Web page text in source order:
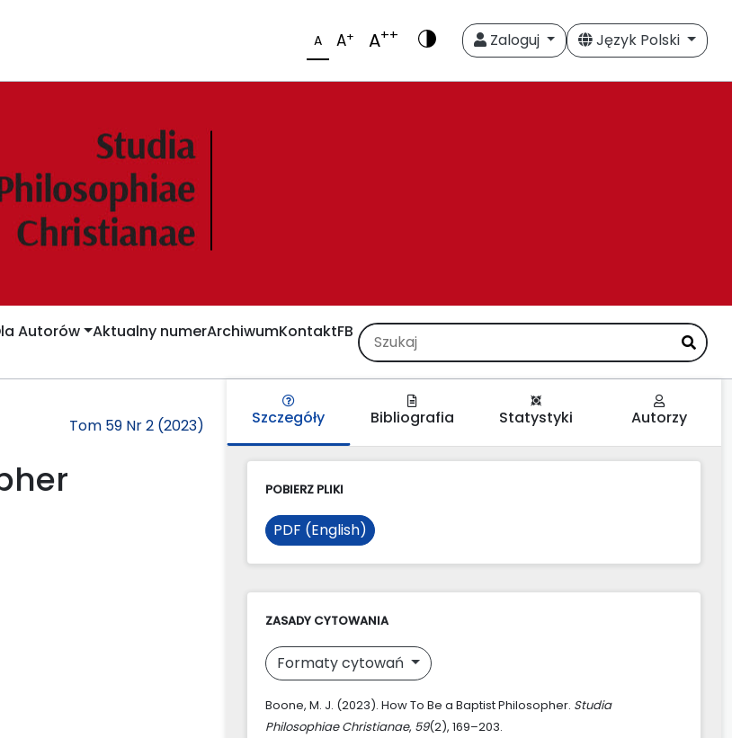
A A+ A++ Zaloguj Język Polski
Autorów Aktualny numerArchiwumKontaktFB
Tom 59 Nr 2 (2023) Szczegóły Bibliografia Statystyki Autorzy
POBIERZ PLIKI
PDF (English)
ZASADY CYTOWANIA
Formaty cytowań
Boone, M. J. (2023). How To Be a Baptist Philosopher. Studia
Philosophiae Christianae, 59(2), 169–203.